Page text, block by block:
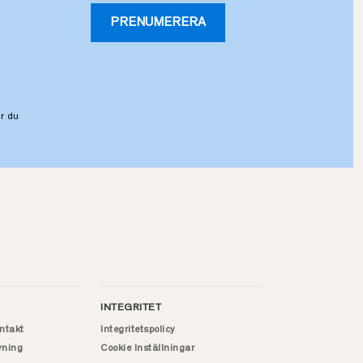
PRENUMERERA
du
INTEGRITET
Integritetspolicy
Cookie Inställningar